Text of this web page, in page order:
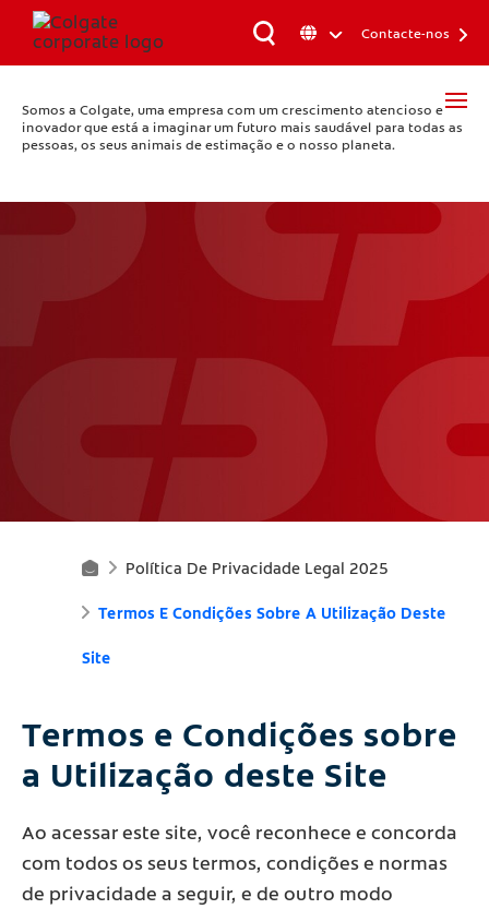
Somos a Colgate, uma empresa com um crescimento atencioso e
inovador que está a imaginar um futuro mais saudável para todas as
pessoas, os seus animais de estimação e o nosso planeta.
Contacte-nos
Pr
O
D
P
Ar
Política De Privacidade Legal 2025
Termos E Condições Sobre A Utilização Deste
Site
Termos e Condições sobre
a Utilização deste Site
Ao acessar este site, você reconhece e concorda
com todos os seus termos, condições e normas
de privacidade a seguir, e de outro modo